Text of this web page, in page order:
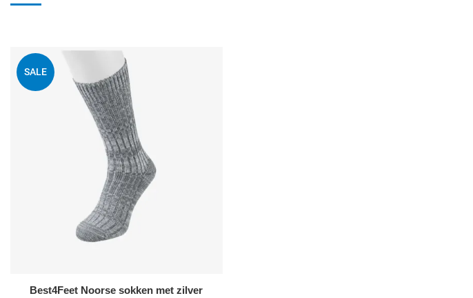
SALE
Best4Feet Noorse sokken met zilver